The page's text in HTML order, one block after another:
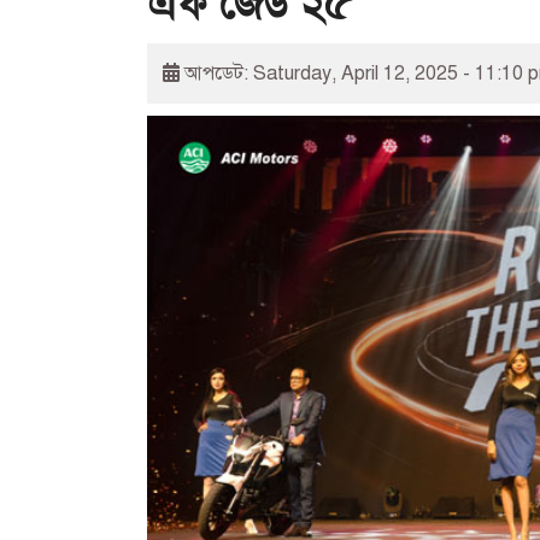
আপডেট: Saturday, April 12, 2025 - 11:10